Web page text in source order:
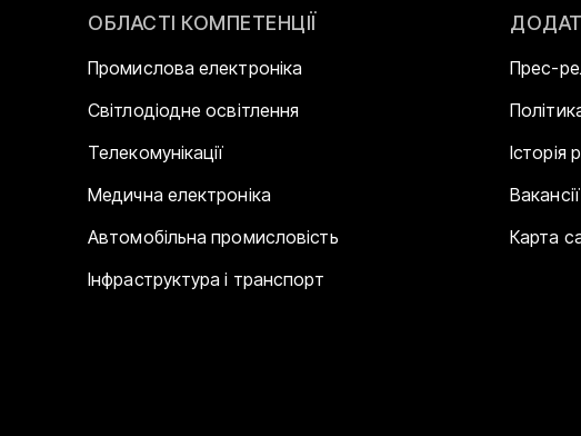
ОБЛАСТІ КОМПЕТЕНЦІЇ
Промислова електроніка
Світлодіодне освітлення
Телекомунікації
Медична електроніка
Автомобільна промисловість
Інфраструктура і транспорт
Прес-
Історія
Вакансії
Карта